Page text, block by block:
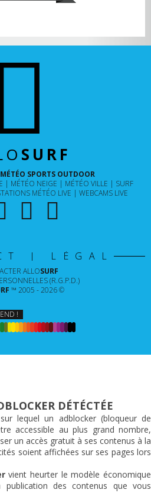
SURF
SPORTS OUTDOOR
MÉTÉO NEIGE MÉTÉO VILLE
SURF
MÉTÉO LIVE WEBCAMS LIVE
| LÉGAL
ALLOSURF
(R.G.P.D.)
™ 2005 - 2026 ©
!
DÉTÉCTÉE
lequel un adblocker (bloqueur de
accessible au plus grand nombre,
un accès gratuit à ses contenus à la
soient affichées sur ses pages lors
vient heurter le modèle économique
des contenus que vous